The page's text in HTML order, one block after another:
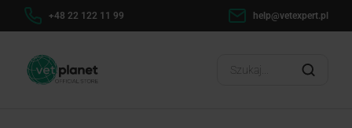
+48 22 122 11 99 help@vetexpert.pl